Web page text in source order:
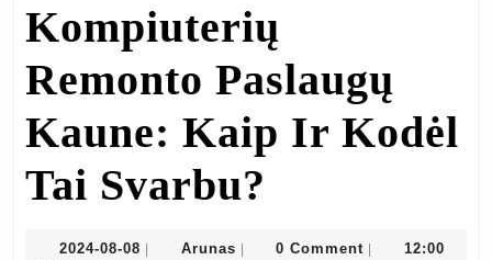
Kompiuterių
Remonto Paslaugų
Kaune: Kaip Ir Kodėl
Tai Svarbu?
Mylėtojų
2024-08-08 2024- ArunasArunas0 Comment
12:00